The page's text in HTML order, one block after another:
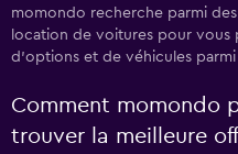
momondo recherche parmi
location de voitures pour vous
d'options et de véhicules parmi
Comment momondo
trouver la meilleure